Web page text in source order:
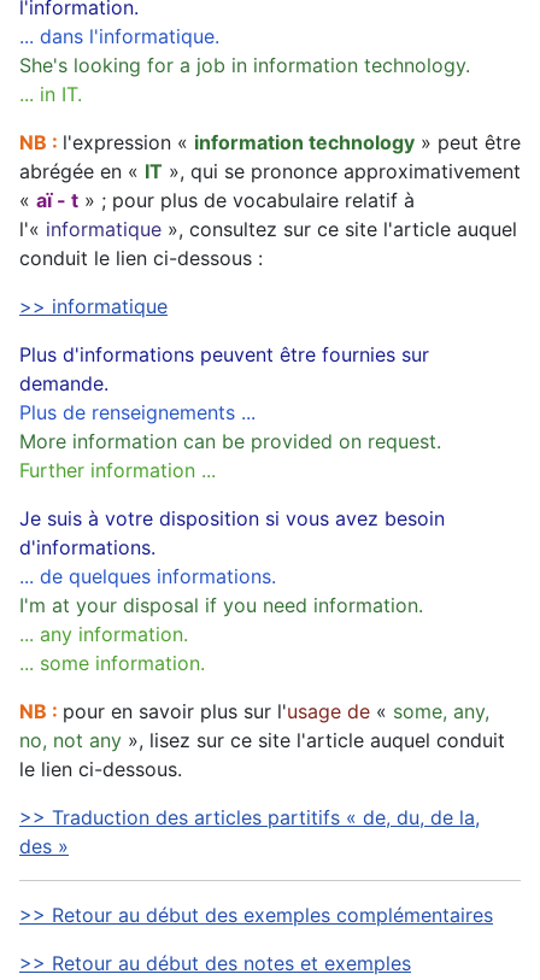
l'information.
... dans l'informatique.
She's looking for a job in information technology.
... in IT.
NB : l'expression « information technology » peut être
abrégée en « IT », qui se prononce approximativement
« aï - t » ; pour plus de vocabulaire relatif à
l'« informatique », consultez sur ce site l'article auquel
conduit le lien ci-dessous :
>> informatique
Plus d'informations peuvent être fournies sur
demande.
Plus de renseignements ...
More information can be provided on request.
Further information ...
Je suis à votre disposition si vous avez besoin
d'informations.
... de quelques informations.
I'm at your disposal if you need information.
... any information.
... some information.
NB : pour en savoir plus sur l'usage de « some, any,
no, not any », lisez sur ce site l'article auquel conduit
le lien ci-dessous.
>> Traduction des articles partitifs « de, du, de la,
des »
>> Retour au début des exemples complémentaires
>> Retour au début des notes et exemples